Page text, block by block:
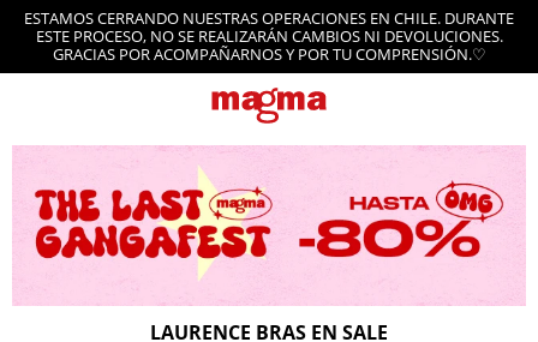
ESTAMOS CERRANDO NUESTRAS OPERACIONES EN CHILE. DURANTE
ESTE PROCESO, NO SE REALIZARÁN CAMBIOS NI DEVOLUCIONES.
GRACIAS POR ACOMPAÑARNOS Y POR TU COMPRENSIÓN.♡
LAURENCE BRAS EN SALE